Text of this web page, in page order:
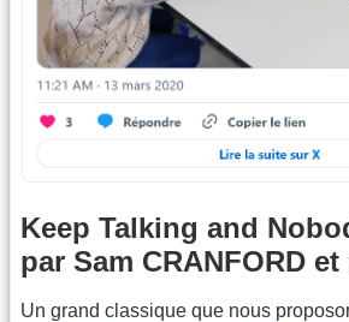
Keep Talking and
par Sam CRANFORD et
Un grand classique que nous